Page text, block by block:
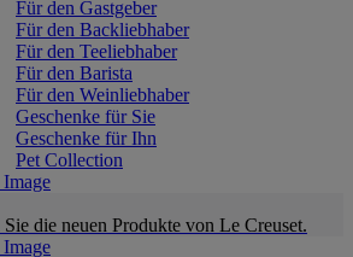
Für den Gastgeber
Für den Backliebhaber
Für den Teeliebhaber
Für den Barista
Für den Weinliebhaber
Geschenke für Sie
Geschenke für Ihn
Pet Collection
die neuen Produkte von Le Creuset.